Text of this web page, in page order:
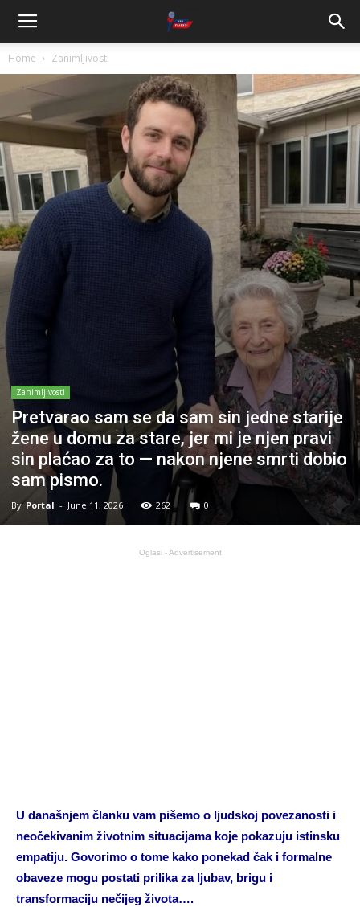
Home Zanimljivosti
Zanimljivosti
Pretvarao sam se da sam sin jedne starije
žene u domu za stare, jer mi je njen pravi
sin plaćao za to — nakon njene smrti dobio
sam pismo.
By Portal - June 11, 2026 262 0
Oglasi - Advertisement
U današnjem članku vam pišemo o ljudskoj povezanosti i
neočekivanim životnim situacijama koje pokazuju istinsku
empatiju. Govorimo o tome kako ponekad čak i formalne
obaveze mogu postati prilika za ljubav, brigu i
transformaciju nečijeg života….